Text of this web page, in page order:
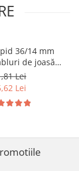
36/14 mm
de joasă
până la 50V,
semicirculare
compatibile
și PRO R36E,
Lei
Lei